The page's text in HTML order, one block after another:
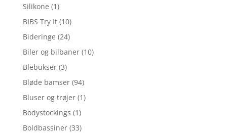
Silikone (1)
BIBS Try It (10)
Bideringe (24)
Biler og bilbaner (10)
Blebukser (3)
Bløde bamser (94)
Bluser og trøjer (1)
Bodystockings (1)
Boldbassiner (33)